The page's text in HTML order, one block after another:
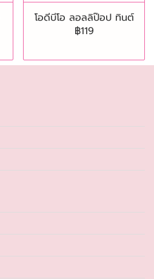
โอดีบีโอ ลอลลิป๊อป ทินต์
฿119